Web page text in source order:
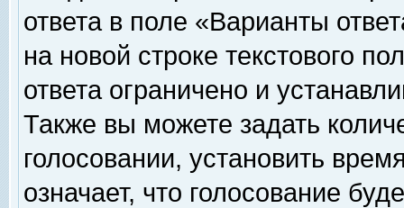
ответа в поле «Варианты
на новой строке текстового
ответа ограничено и
Также вы можете задать
голосовании, установить
означает, что голосование